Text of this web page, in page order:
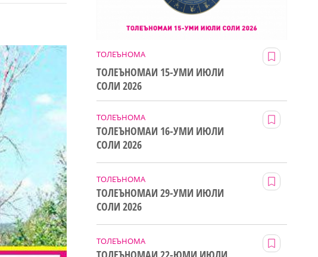
ТОЛЕЪНОМА
ТОЛЕЪНОМАИ 15-УМИ ИЮЛИ
СОЛИ 2026
ТОЛЕЪНОМА
ТОЛЕЪНОМАИ 16-УМИ ИЮЛИ
СОЛИ 2026
ТОЛЕЪНОМА
ТОЛЕЪНОМАИ 29-УМИ ИЮЛИ
СОЛИ 2026
ТОЛЕЪНОМА